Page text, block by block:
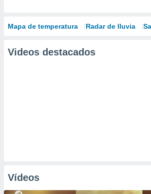
Mapa de temperatura Radar de lluvia
Videos destacados
Vídeos